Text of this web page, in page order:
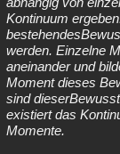
Kontinuum
werden. Einzelne
aneinander und
Moment dieses
sind
existiert das
Momente.